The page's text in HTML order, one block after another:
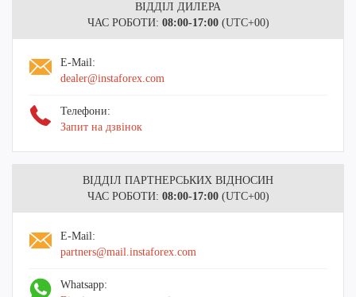
ВІДДІЛ ДИЛЕРА
ЧАС РОБОТИ: 08:00-17:00(UTC+00)
E-Mail:
dealer@instaforex.com
Телефони:
Запит на дзвінок
ВІДДІЛ ПАРТНЕРСЬКИХ ВІДНОСИН
ЧАС РОБОТИ: 08:00-17:00(UTC+00)
E-Mail:
partners@mail.instaforex.com
Whatsapp: